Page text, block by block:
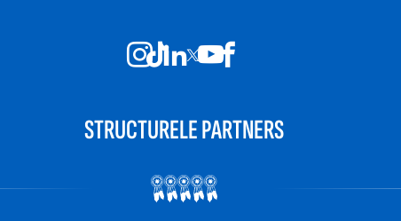
STRUCTURELE PARTNERS